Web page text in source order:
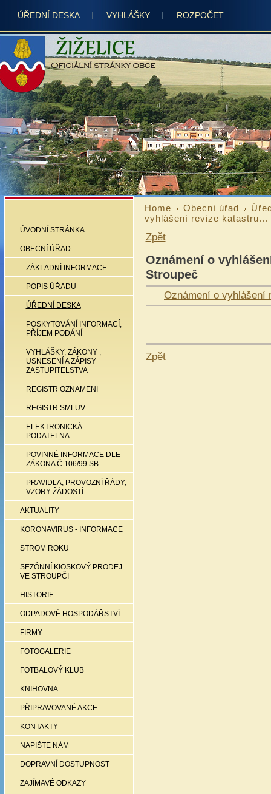
ÚŘEDNÍ DESKA VYHLÁŠKY ROZPOČET
ÚVODNÍ STRÁNKA
OBECNÍ ÚŘAD
ZÁKLADNÍ INFORMACE
POPIS ÚŘADU
ÚŘEDNÍ DESKA
POSKYTOVÁNÍ INFORMACÍ,
PŘÍJEM PODÁNÍ
VYHLÁŠKY, ZÁKONY ,
USNESENÍ A ZÁPISY
ZASTUPITELSTVA
REGISTR OZNAMENI
REGISTR SMLUV
ELEKTRONICKÁ
PODATELNA
POVINNÉ INFORMACE DLE
ZÁKONA Č 106/99 SB.
PRAVIDLA, PROVOZNÍ ŘÁDY,
VZORY ŽÁDOSTÍ
AKTUALITY
KORONAVIRUS - INFORMACE
STROM ROKU
SEZÓNNÍ KIOSKOVÝ PRODEJ
VE STROUPČI
HISTORIE
ODPADOVÉ HOSPODÁŘSTVÍ
FIRMY
FOTOGALERIE
FOTBALOVÝ KLUB
KNIHOVNA
PŘIPRAVOVANÉ AKCE
KONTAKTY
NAPIŠTE NÁM
DOPRAVNÍ DOSTUPNOST
ZAJÍMAVÉ ODKAZY
Home Obecní úřad
vyhlášení revize katastru...
Zpět
Oznámení o
Stroupeč
Oznámení o vyhlášení
Zpět